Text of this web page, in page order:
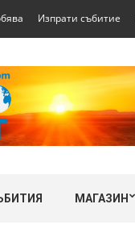
Изпрати събитие
МАГАЗИН